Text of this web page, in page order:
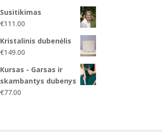
Susitikimas
€111.00
Kristalinis dubenėlis
€149.00
Kursas - Garsas ir
skambantys dubenys
€77.00